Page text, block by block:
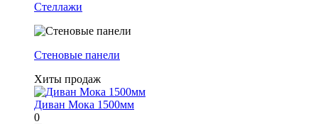
Стеллажи
Стеновые панели
Хиты продаж
Диван Мока 1500мм
0